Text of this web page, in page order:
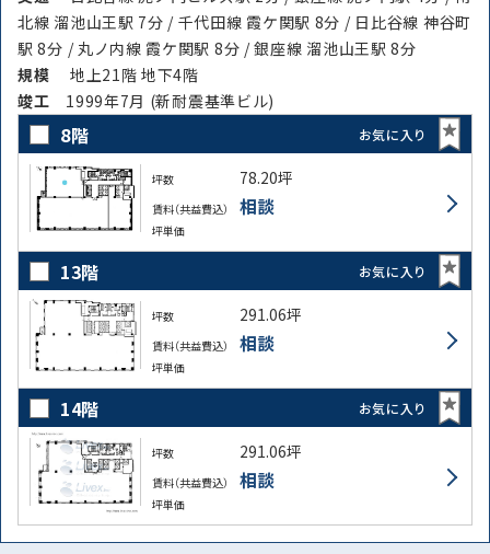
北線 溜池山王駅 7分 / 千代田線 霞ケ関駅 8分 / 日比谷線 神谷町
駅 8分 / 丸ノ内線 霞ケ関駅 8分 / 銀座線 溜池山王駅 8分
規模
地上21階 地下4階
竣⼯ 1999年7月 (新耐震基準ビル)
8階 お気に入り
坪数 78.20坪
賃料（共益費込） 相談
坪単価
13階 お気に入り
坪数 291.06坪
賃料（共益費込） 相談
坪単価
14階 お気に入り
坪数 291.06坪
賃料（共益費込） 相談
坪単価